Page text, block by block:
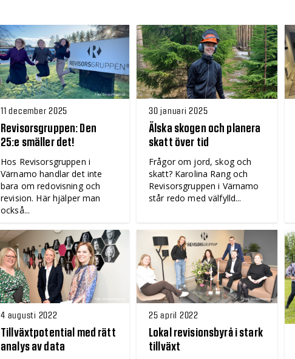
11 december 2025
Revisorsgruppen: Den
25:e smäller det!
Hos Revisorsgruppen i
Värnamo handlar det inte
bara om redovisning och
revision. Här hjälper man
också...
30 januari 2025
Älska skogen och planera
skatt över tid
Frågor om jord, skog och
skatt? Karolina Rang och
Revisorsgruppen i Värnamo
står redo med välfylld...
4 augusti 2022
Tillväxtpotential med rätt
analys av data
25 april 2022
Lokal revisionsbyrå i stark
tillväxt